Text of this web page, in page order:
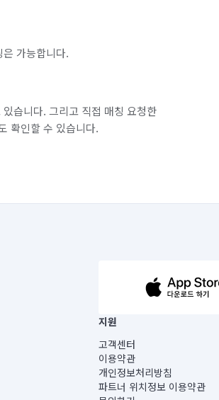
가능합니다.
습니다. 그리고 직접 매칭 요청한
확인할 수 있습니다.
|
지원
고객센터
이용약관
개인정보처리방침
파트너 위치정보 이용약관